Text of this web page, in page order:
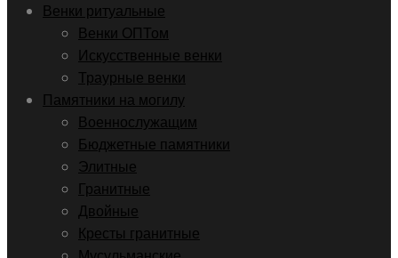
Венки ритуальные
Венки ОПТом
Искусственные венки
Траурные венки
Памятники на могилу
Военнослужащим
Бюджетные памятники
Элитные
Гранитные
Двойные
Кресты гранитные